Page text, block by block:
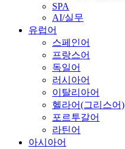
SPA
AI/실무
유럽어
스페인어
프랑스어
독일어
러시아어
이탈리아어
헬라어(그리스어)
포르투갈어
라틴어
아시아어